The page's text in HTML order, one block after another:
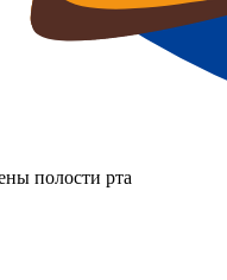
полости рта